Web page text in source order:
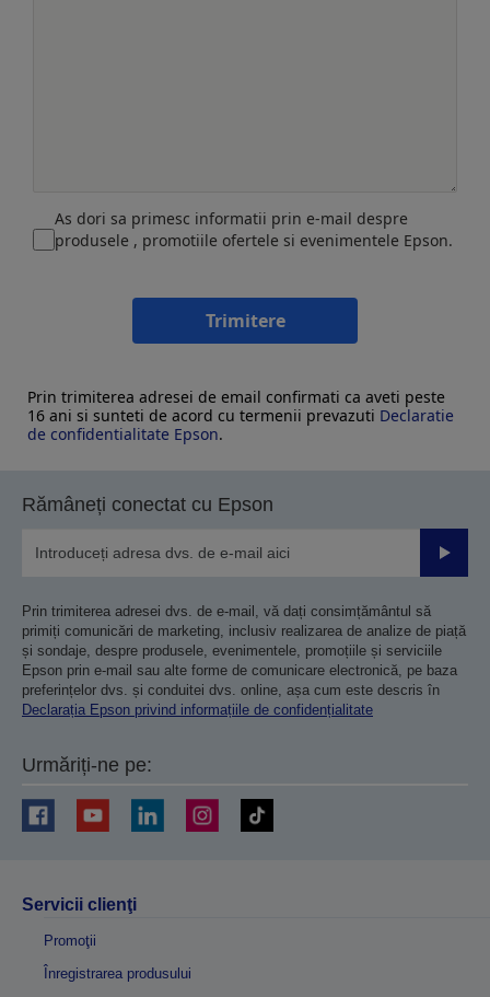
As dori sa primesc informatii prin e-mail despre
produsele , promotiile ofertele si evenimentele Epson.
Trimitere
Prin trimiterea adresei de email confirmati ca aveti peste
16 ani si sunteti de acord cu termenii prevazuti Declaratie
de confidentialitate Epson.
Rămâneți conectat cu Epson
Prin trimiterea adresei dvs. de e-mail, vă dați consimțământul să
primiți comunicări de marketing, inclusiv realizarea de analize de piață
și sondaje, despre produsele, evenimentele, promoțiile și serviciile
Epson prin e-mail sau alte forme de comunicare electronică, pe baza
preferințelor dvs. și conduitei dvs. online, așa cum este descris în
Declarația Epson privind informațiile de confidențialitate
Urmăriți-ne pe:
Servicii clienţi
Promoţii
Înregistrarea produsului